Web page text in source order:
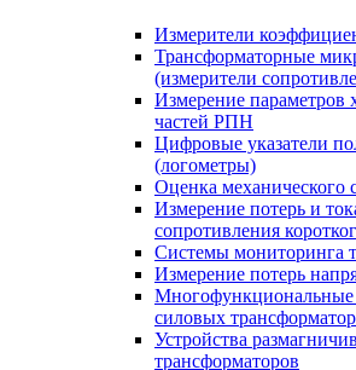
Измерители
Трансформаторные
(измерители
Измерение параметров
частей РПН
Цифровые указатели
(логометры)
Оценка механического
Измерение потерь и
сопротивления
Системы мониторинга
Измерение потерь
Многофункциональные
силовых
Устройства
трансформаторов